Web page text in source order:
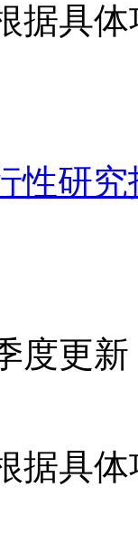
据具
性研究
度更新
据具